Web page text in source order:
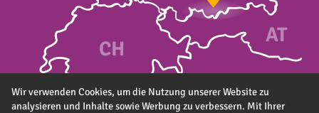
AT
CH
Wir verwenden Cookies, um die Nutzung unserer Website zu
analysieren und Inhalte sowie Werbung zu verbessern. Mit Ihrer